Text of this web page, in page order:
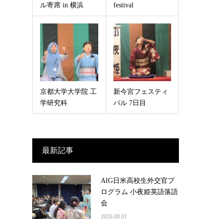
ル寄席 in 横浜
festival
京都大学大学院 工
学研究科
新今宮フェスティ
バル 7日目
最新記事
AIG日米高校生外交官プ
ログラム 小夜姫英語落語
会
2026.08.01